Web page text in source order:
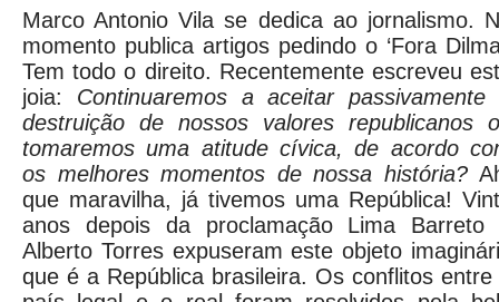
Marco Antonio Vila se dedica ao jornalismo.
momento publica artigos pedindo o ‘Fora
Tem todo o direito. Recentemente escreveu
joia: Continuaremos a aceitar passivamente
destruição de nossos valores republicanos
tomaremos uma atitude cívica, de acordo
os melhores momentos de nossa história?
que maravilha, já tivemos uma República!
anos depois da proclamação Lima Barreto
Alberto Torres expuseram este objeto
que é a República brasileira. Os conflitos entre